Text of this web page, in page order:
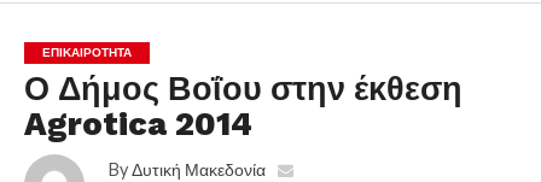
ΕΠΙΚΑΙΡΟΤΗΤΑ
Ο Δήμος Βοΐου στην έκθεση
Agrotica 2014
By Δυτική Μακεδονία